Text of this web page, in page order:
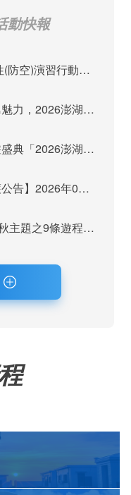
「2026城鎮韌性(防空)演習行動網路降速演練」訊息布達
用雙腳品味海島魅力，2026澎湖秋季觀光運動休閒主題活動報名倒數
最精彩海島旅遊盛典「2026澎湖秋瘋季」魅力登場
【網路設備維護公告】2026年07月28日（二）22：00~ 24:00 屆時將暫停網站服務，不便之處，尚祈見諒。
115年度澎湖入秋主題之9條遊程獲選，攜手業者拓展旅遊市場及客源
動快報